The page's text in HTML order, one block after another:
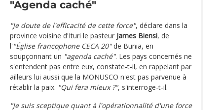
"Agenda caché"
"Je doute de l'efficacité de cette force", déclare dans la
province voisine d'Ituri le pasteur James Biensi, de
l' "Église francophone CECA 20"de Bunia, en
soupçonnant un "agenda caché". Les pays concernés ne
s'entendent pas entre eux, constate-t-il, en rappelant par
ailleurs lui aussi que la MONUSCO n'est pas parvenue à
rétablir la paix. "Qui fera mieux ?", s'interroge-t-il.
"Je suis sceptique quant à l'opérationnalité d'une force